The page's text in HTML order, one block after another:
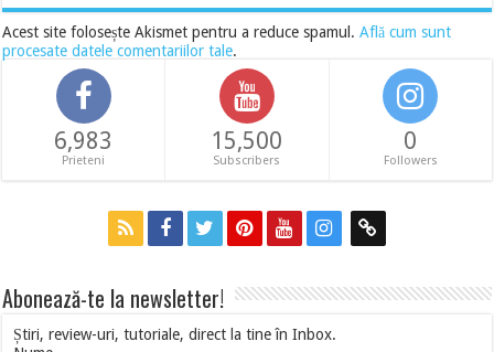
Acest site folosește Akismet pentru a reduce spamul.Află cum sunt
procesate datele comentariilor tale.
6,983
Prieteni
15,500
Subscribers
0
Followers
Abonează-te la newsletter!
Știri, review-uri, tutoriale, direct la tine în Inbox.